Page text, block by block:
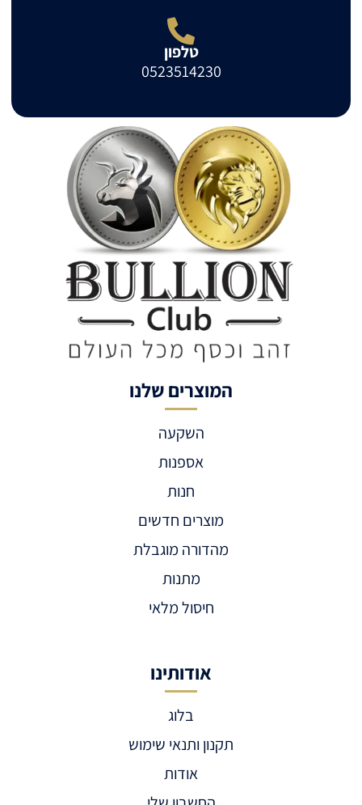
טלפון
0523514230
המוצרים שלנו
השקעה
אספנות
חנות
מוצרים חדשים
מהדורה מוגבלת
מתנות
חיסול מלאי
אודותינו
בלוג
תקנון ותנאי שימוש
אודות